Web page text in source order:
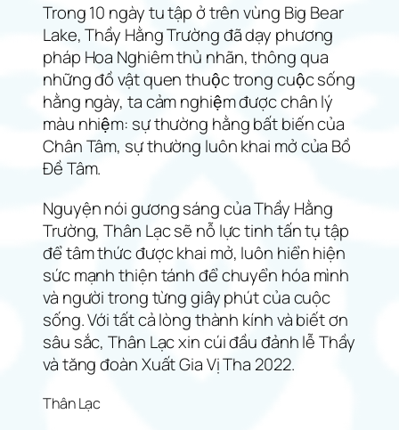
Trong 10 ngày tu tập ở trên vùng Big Bear
Lake, Thầy Hằng Trường đã dạy phương
pháp Hoa Nghiêm thủ nhãn, thông qua
những đồ vật quen thuộc trong cuộc sống
hằng ngày, ta cảm nghiệm được chân lý
màu nhiệm: sự thường hằng bất biến của
Chân Tâm, sự thường luôn khai mở của Bồ
Đề Tâm.
Nguyện nói gương sáng của Thầy Hằng
Trường, Thân Lạc sẽ nỗ lực tinh tấn tụ tập
để tâm thức được khai mở, luôn hiển hiện
sức mạnh thiện tánh để chuyển hóa mình
và người trong từng giây phút của cuộc
sống. Với tất cả lòng thành kính và biết ơn
sâu sắc, Thân Lạc xin cúi đầu đảnh lễ Thầy
và tăng đoàn Xuất Gia Vị Tha 2022.
Thân Lạc